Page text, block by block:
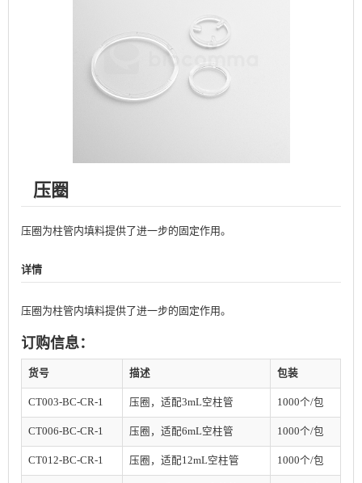
压圈
压圈为柱管内填料提供了进一步的固定作用。
详情
压圈为柱管内填料提供了进一步的固定作用。
订购信息：
货号 描述 包装
CT003-BC-CR-1 压圈，适配3mL空柱管 1000个/包
CT006-BC-CR-1 压圈，适配6mL空柱管 1000个/包
CT012-BC-CR-1 压圈，适配12mL空柱管 1000个/包